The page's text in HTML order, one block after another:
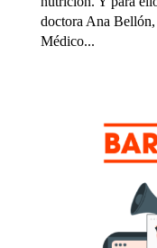
doctora Ana
Médico...